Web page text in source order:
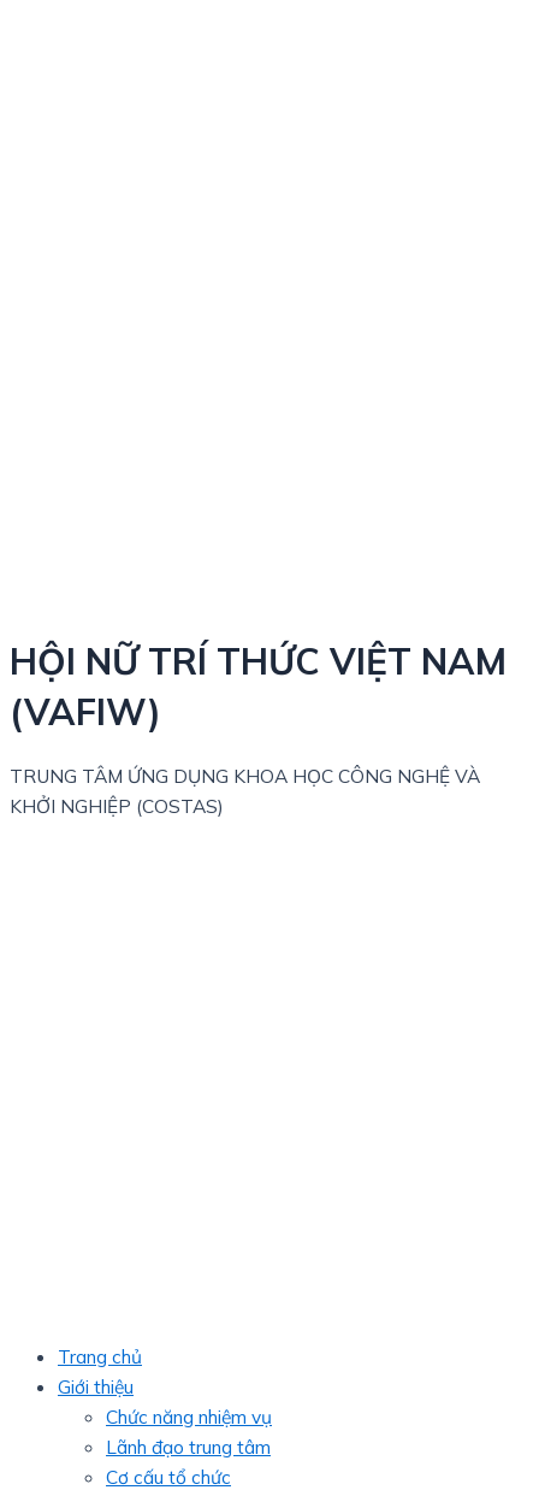
HỘI NỮ TRÍ THỨC VIỆT NAM
(VAFIW)
TRUNG TÂM ỨNG DỤNG KHOA HỌC CÔNG NGHỆ VÀ
KHỞI NGHIỆP (COSTAS)
Trang chủ
Giới thiệu
Chức năng nhiệm vụ
Lãnh đạo trung tâm
Cơ cấu tổ chức